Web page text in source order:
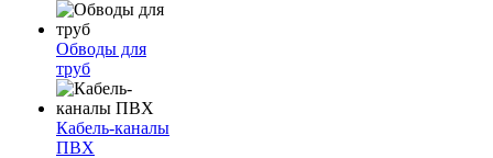
Обводы для
труб
Кабель-каналы
ПВХ